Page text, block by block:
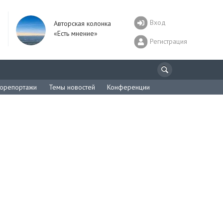
Авторская колонка
«Есть мнение»
Вход
Регистрация
Темы новостей Конференции